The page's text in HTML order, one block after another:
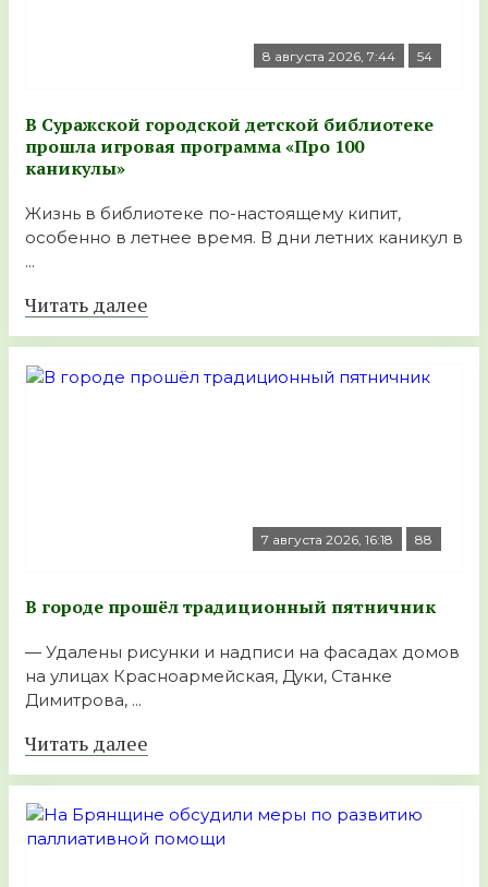
8 августа 2026, 7:44 54
В Суражской городской детской библиотеке
прошла игровая программа «Про 100
каникулы»
Жизнь в библиотеке по-настоящему кипит,
особенно в летнее время. В дни летних каникул в
...
Читать далее
7 августа 2026, 16:18 88
В городе прошёл традиционный пятничник
— Удалены рисунки и надписи на фасадах домов
на улицах Красноармейская, Дуки, Станке
Димитрова, ...
Читать далее